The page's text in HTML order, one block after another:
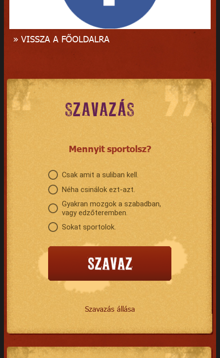
» VISSZA A FŐOLDALRA
SZAVAZÁS
Mennyit sportolsz?
Csak amit a suliban kell.
Néha csinálok ezt-azt.
Gyakran mozgok a szabadban,
vagy edzőteremben.
Sokat sportolok.
Szavazás állása